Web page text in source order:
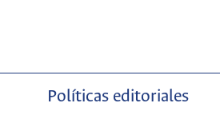
Políticas editoriales